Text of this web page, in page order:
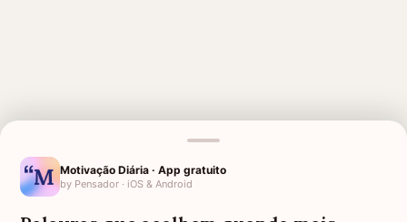
Motivação Diária · App gratuito
by Pensador · iOS & Android